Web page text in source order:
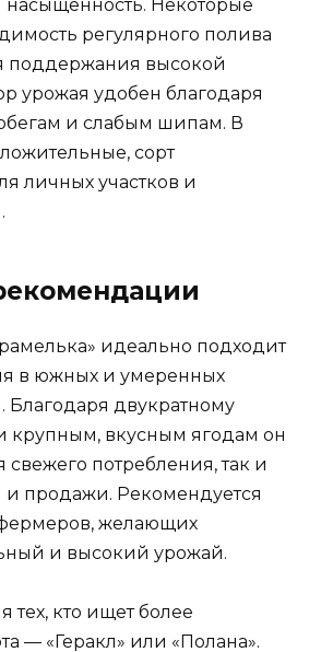
насыщенность. Некоторые
регулярного полива
поддержания высокой
урожая удобен благодаря
и слабым шипам. В
сорт
личных участков и
идеально подходит
в южных и умеренных
Благодаря двукратному
вкусным ягодам он
свежего потребления, так и
и продажи. Рекомендуется
желающих
и высокий урожай.
тех, кто ищет более
— «Геракл» или «Полана».